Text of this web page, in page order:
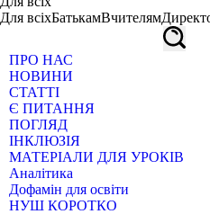
Для всіхБатькамВчителям
ПРО НАС
НОВИНИ
СТАТТІ
Є ПИТАННЯ
ПОГЛЯД
ІНКЛЮЗІЯ
МАТЕРІАЛИ ДЛЯ УРОКІВ
Аналітика
Дофамін для освіти
НУШ КОРОТКО